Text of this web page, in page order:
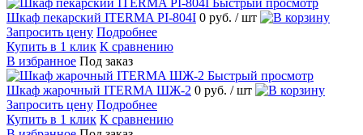
Шкаф пекарский ITERMA PI-804I 0 руб. / шт
Запросить цену Подробнее
Купить в 1 клик К сравнению
В избранное Под заказ
Быстрый просмотр
Шкаф жарочный ITERMA ШЖ-2 0 руб. / шт
Запросить цену Подробнее
Купить в 1 клик К сравнению